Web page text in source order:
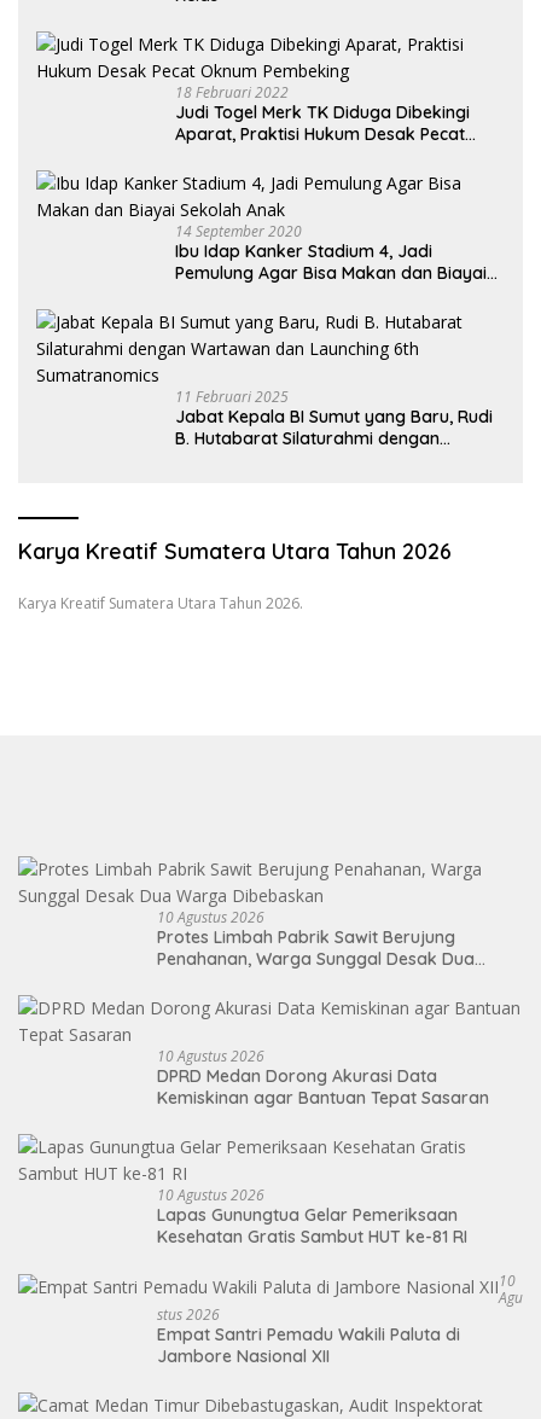
18 Februari 2022
Judi Togel Merk TK Diduga Dibekingi
Aparat, Praktisi Hukum Desak Pecat
14 September 2020
Ibu Idap Kanker Stadium 4, Jadi
Pemulung Agar Bisa Makan dan Biayai
11 Februari 2025
Jabat Kepala BI Sumut yang Baru, Rudi
B. Hutabarat Silaturahmi dengan
Karya Kreatif Sumatera Utara Tahun 2026
Karya Kreatif Sumatera Utara Tahun 2026.
10 Agustus 2026
Protes Limbah Pabrik Sawit Berujung
Penahanan, Warga Sunggal Desak Dua
10 Agustus 2026
DPRD Medan Dorong Akurasi Data
Kemiskinan agar Bantuan Tepat Sasaran
10 Agustus 2026
Lapas Gunungtua Gelar Pemeriksaan
Kesehatan Gratis Sambut HUT ke-81 RI
10
Agu
Stus 2026
Empat Santri Pemadu Wakili Paluta di
Jambore Nasional XII